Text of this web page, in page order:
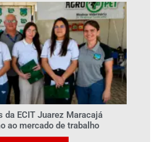
da ECIT Juarez Maracajá
ao mercado de trabalho